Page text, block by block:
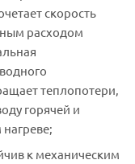
скорость
расходом
теплопотери,
горячей и
к механическим